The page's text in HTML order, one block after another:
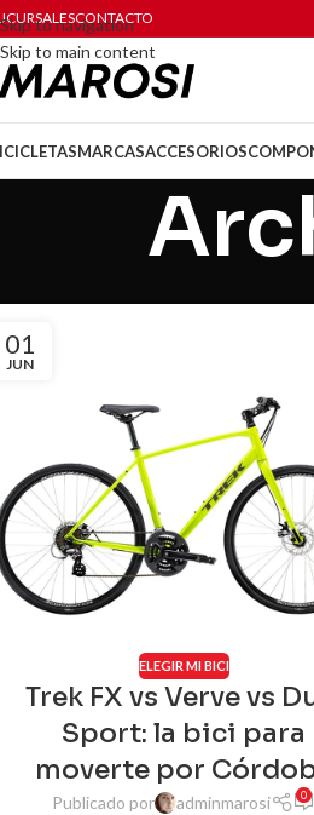
Skip to navigation
Skip to main content
CONTACTO
MARCASACCESORIOS
01
JUN
ELEGIR MI BICI
Trek FX vs Verve vs
Sport: la bici para
moverte por
Publicado por adminmarosi 0